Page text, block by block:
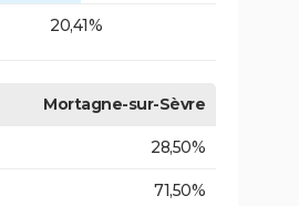
20,41%
Mortagne-sur-Sèvre
28,50%
71,50%